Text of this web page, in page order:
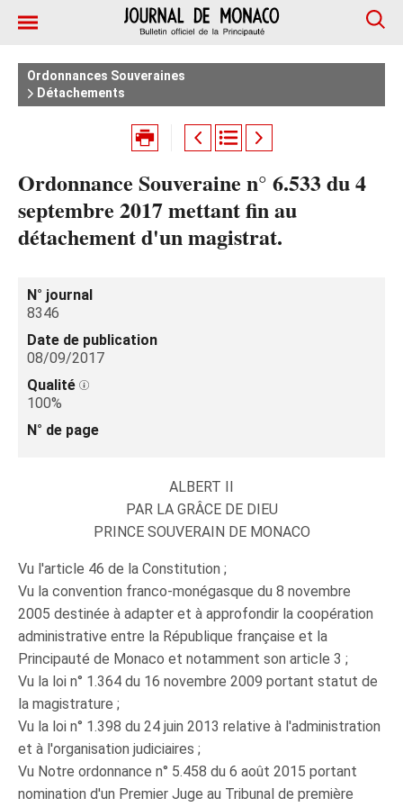
Ordonnances Souveraines
Détachements
Ordonnance Souveraine n° 6.533 du 4
septembre 2017 mettant fin au
détachement d'un magistrat.
N° journal
8346
Date de publication
08/09/2017
Qualité
100%
N° de page
ALBERT II
PAR LA GRÂCE DE DIEU
PRINCE SOUVERAIN DE MONACO
Vu l'article 46 de la Constitution ;
Vu la convention franco-monégasque du 8 novembre
2005 destinée à adapter et à approfondir la coopération
administrative entre la République française et la
Principauté de Monaco et notamment son article 3 ;
Vu la loi n° 1.364 du 16 novembre 2009 portant statut de
la magistrature ;
Vu la loi n° 1.398 du 24 juin 2013 relative à l'administration
et à l'organisation judiciaires ;
Vu Notre ordonnance n° 5.458 du 6 août 2015 portant
nomination d'un Premier Juge au Tribunal de première